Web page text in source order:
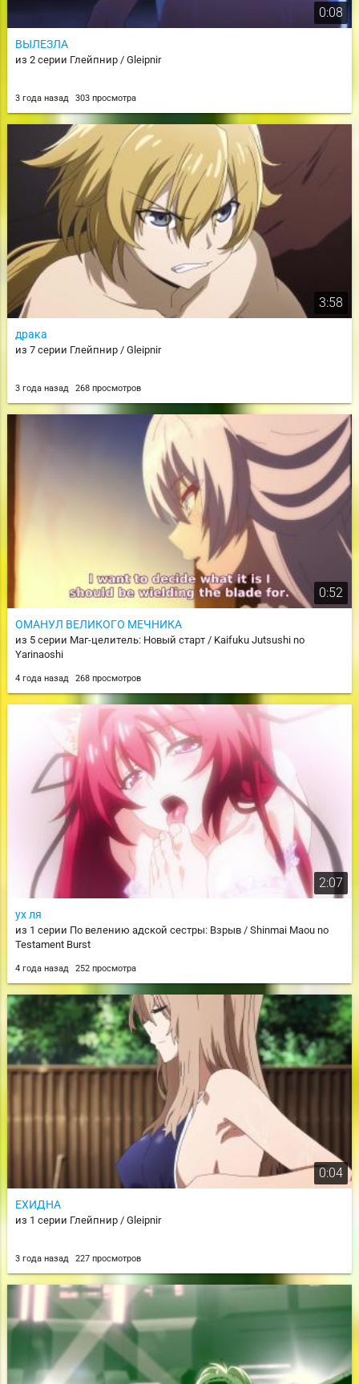
0:08
ВЫЛЕЗЛА
из 2 серии Глейпнир / Gleipnir
3 года назад 303 просмотра
3:58
драка
из 7 серии Глейпнир / Gleipnir
3 года назад 268 просмотров
0:52
ОМАНУЛ ВЕЛИКОГО МЕЧНИКА
из 5 серии Маг-целитель: Новый старт / Kaifuku Jutsushi no
Yarinaoshi
4 года назад 268 просмотров
2:07
ух ля
из 1 серии По велению адской сестры: Взрыв / Shinmai Maou no
Testament Burst
4 года назад 252 просмотра
0:04
ЕХИДНА
из 1 серии Глейпнир / Gleipnir
3 года назад 227 просмотров